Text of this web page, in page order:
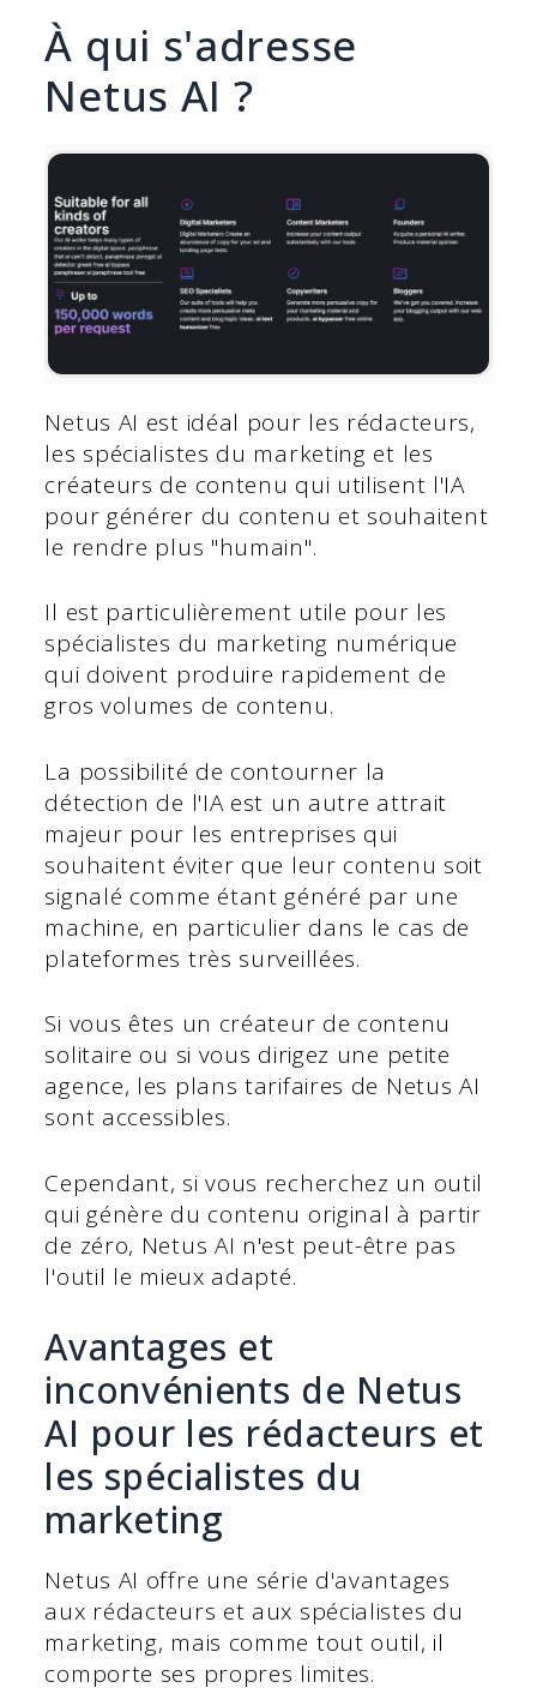
À qui s'adresse
Netus AI ?
Netus AI est idéal pour les rédacteurs,
les spécialistes du marketing et les
créateurs de contenu qui utilisent l'IA
pour générer du contenu et souhaitent
le rendre plus "humain".
Il est particulièrement utile pour les
spécialistes du marketing numérique
qui doivent produire rapidement de
gros volumes de contenu.
La possibilité de contourner la
détection de l'IA est un autre attrait
majeur pour les entreprises qui
souhaitent éviter que leur contenu soit
signalé comme étant généré par une
machine, en particulier dans le cas de
plateformes très surveillées.
Si vous êtes un créateur de contenu
solitaire ou si vous dirigez une petite
agence, les plans tarifaires de Netus AI
sont accessibles.
Cependant, si vous recherchez un outil
qui génère du contenu original à partir
de zéro, Netus AI n'est peut-être pas
l'outil le mieux adapté.
Avantages et
inconvénients de Netus
AI pour les rédacteurs et
les spécialistes du
marketing
Netus AI offre une série d'avantages
aux rédacteurs et aux spécialistes du
marketing, mais comme tout outil, il
comporte ses propres limites.